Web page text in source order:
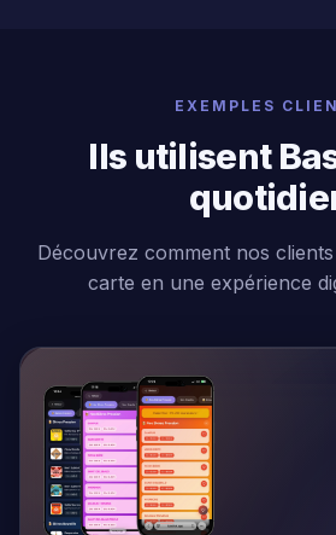
EXEMPLES
Ils utilisent
Découvrez comment nos
carte en une expérience